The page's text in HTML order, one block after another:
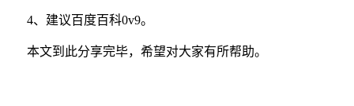
4、建议百度百科0v9。
本文到此分享完毕，希望对大家有所帮助。